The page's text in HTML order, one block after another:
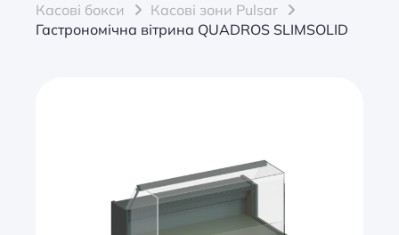
Касові бокси
Касові зони Pulsar
Гастрономічна вітрина QUADROS SLIMSOLID